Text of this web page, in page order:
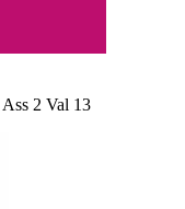
Ass 2 Val 13